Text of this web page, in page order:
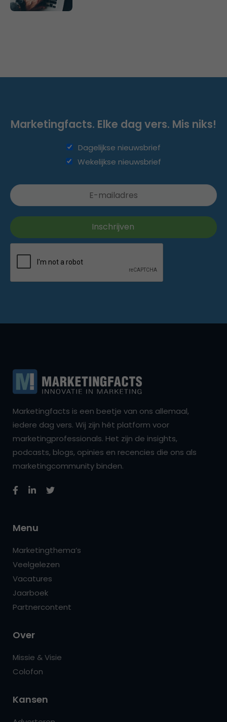
Marketingfacts. Elke dag vers. Mis niks!
Dagelijkse nieuwsbrief
Wekelijkse nieuwsbrief
Marketingfacts is een beetje van ons allemaal,
iedere dag vers. Wij zijn hét platform voor
marketingprofessionals. Het zijn de insights,
podcasts, blogs, opinies en recencies die ons als
marketingcommunity binden.
Menu
Marketingthema’s
Veelgelezen
Vacatures
Jaarboek
Partnercontent
Over
Missie & Visie
Colofon
Kansen